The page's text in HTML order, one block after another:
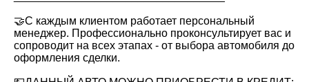
🤝С каждым клиентом работает персональный
менеджер. Профессионально проконсультирует вас и
сопроводит на всех этапах - от выбора автомобиля до
оформления сделки.